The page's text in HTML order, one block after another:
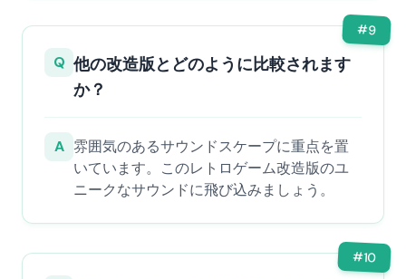
#9
Q 他の改造版とどのように比較されます
か？
A 雰囲気のあるサウンドスケープに重点を置
いています。このレトロゲーム改造版のユ
ニークなサウンドに飛び込みましょう。
#10